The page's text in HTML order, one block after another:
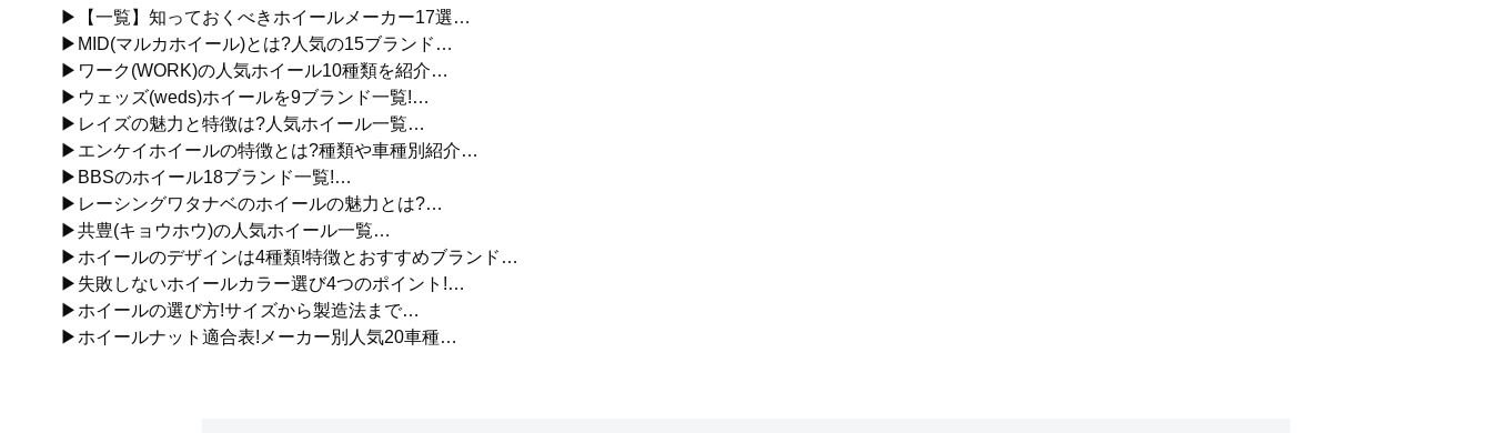
▶【一覧】知っておくべきホイールメーカー17選…
▶MID(マルカホイール)とは?人気の15ブランド…
▶ワーク(WORK)の人気ホイール10種類を紹介…
▶ウェッズ(weds)ホイールを9ブランド一覧!…
▶レイズの魅力と特徴は?人気ホイール一覧…
▶エンケイホイールの特徴とは?種類や車種別紹介…
▶BBSのホイール18ブランド一覧!…
▶レーシングワタナベのホイールの魅力とは?…
▶共豊(キョウホウ)の人気ホイール一覧…
▶ホイールのデザインは4種類!特徴とおすすめブランド…
▶失敗しないホイールカラー選び4つのポイント!…
▶ホイールの選び方!サイズから製造法まで…
▶ホイールナット適合表!メーカー別人気20車種…